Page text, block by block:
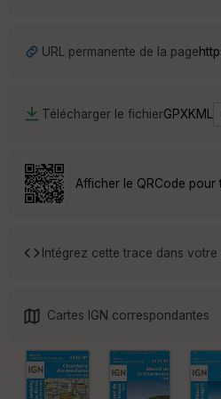
URL permanente de la page
Télécharger le fichierGPXKML
Afficher le QRCode pour
Intégrez cette trace dans votre
Cartes IGN correspondantes